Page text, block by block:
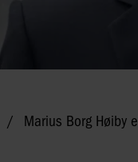
Marius Borg Høiby